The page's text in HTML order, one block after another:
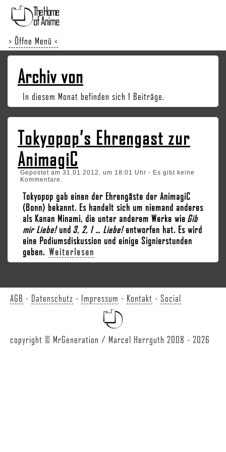
> Öffne Menü <
Archiv von
In diesem Monat befinden sich 1 Beiträge.
Tokyopop’s Ehrengast zur
AnimagiC
Gepostet am 31.01.2012, um 18:01 Uhr - Es gibt keine
Kommentare.
Tokyopop gab einen der Ehrengäste der AnimagiC
(Bonn) bekannt. Es handelt sich um niemand anderes
als Kanan Minami, die unter anderem Werke wie Gib
mir Liebe!und 3, 2, 1 … Liebe!entworfen hat. Es wird
eine Podiumsdiskussion und einige Signierstunden
geben. Weiterlesen
AGB - Datenschutz - Impressum - Kontakt - Social
copyright © MrGeneration / Marcel Herrguth 2008 - 2026